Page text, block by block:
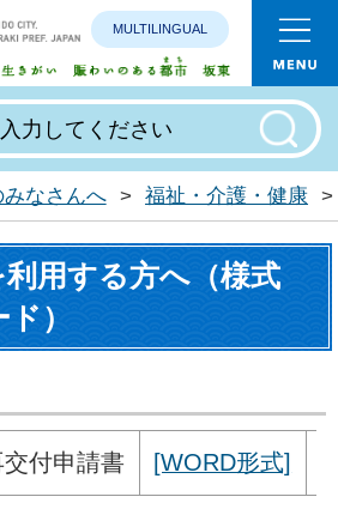
みんなで
MULTILINGUAL
なさんへ > 福祉・介護・健康 >
用する方へ（様式
）
付申請書 [WORD形式]